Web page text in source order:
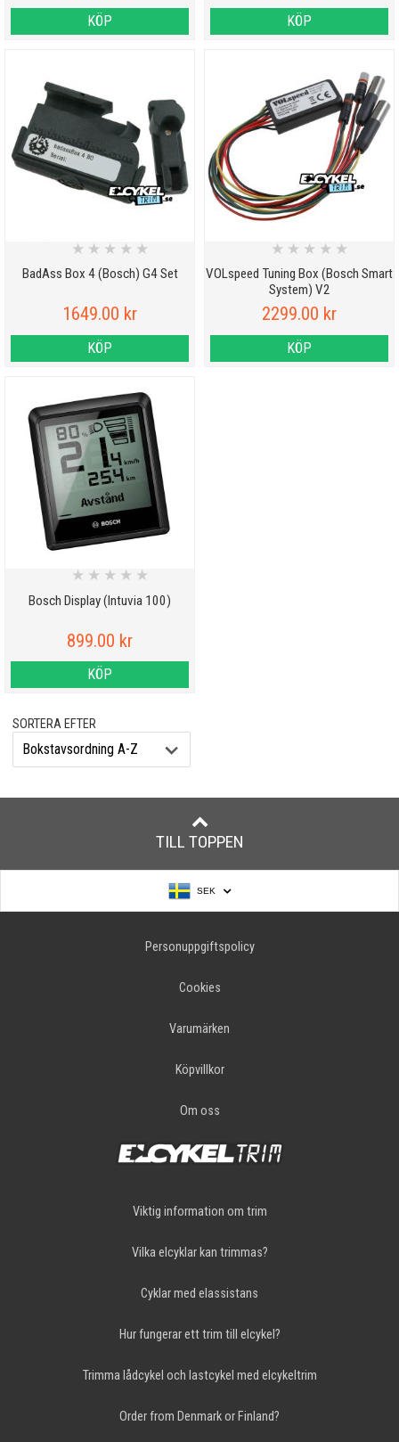
KÖP KÖP
BadAss Box 4 (Bosch) G4 Set
★ ★ ★ ★ ★
1649.00 kr
KÖP
VOLspeed Tuning Box (Bosch Smart
System) V2
★ ★ ★ ★ ★
2299.00 kr
KÖP
Bosch Display (Intuvia 100)
★ ★ ★ ★ ★
899.00 kr
KÖP
SORTERA EFTER
TILL TOPPEN
SEK
Personuppgiftspolicy
Cookies
Varumärken
Köpvillkor
Om oss
Viktig information om trim
Vilka elcyklar kan trimmas?
Cyklar med elassistans
Hur fungerar ett trim till elcykel?
Trimma lådcykel och lastcykel med elcykeltrim
Order from Denmark or Finland?